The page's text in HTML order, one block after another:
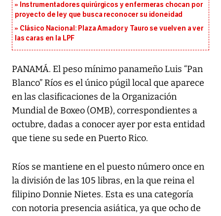
Instrumentadores quirúrgicos y enfermeras chocan por
proyecto de ley que busca reconocer su idoneidad
Clásico Nacional: Plaza Amador y Tauro se vuelven a ver
las caras en la LPF
PANAMÁ. El peso mínimo panameño Luis “Pan
Blanco” Ríos es el único púgil local que aparece
en las clasificaciones de la Organización
Mundial de Boxeo (OMB), correspondientes a
octubre, dadas a conocer ayer por esta entidad
que tiene su sede en Puerto Rico.
Ríos se mantiene en el puesto número once en
la división de las 105 libras, en la que reina el
filipino Donnie Nietes. Esta es una categoría
con notoria presencia asiática, ya que ocho de